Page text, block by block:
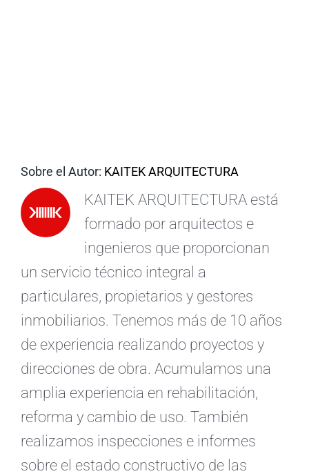
Sobre el Autor: KAITEK ARQUITECTURA
KAITEK ARQUITECTURA está
formado por arquitectos e
ingenieros que proporcionan
un servicio técnico integral a
particulares, propietarios y gestores
inmobiliarios. Tenemos más de 10 años
de experiencia realizando proyectos y
direcciones de obra. Acumulamos una
amplia experiencia en rehabilitación,
reforma y cambio de uso. También
realizamos inspecciones e informes
sobre el estado constructivo de las